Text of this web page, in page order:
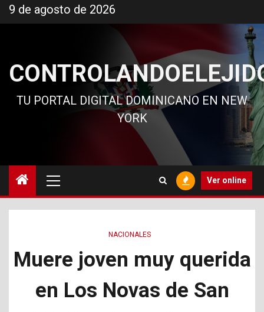
al
9 de agosto de 2026
TU PORTAL DIGITAL DOMINICANO EN NEW
YORK
principal
Ver online
NACIONALES
Muere joven muy querida
en Los Novas de San